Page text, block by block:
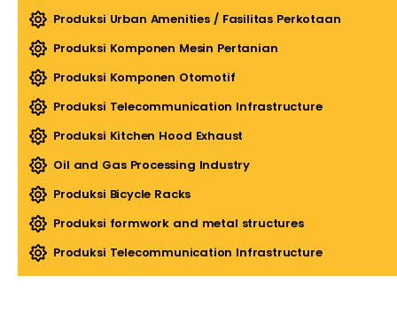
Produksi Urban Amenities / Fasilitas Perkotaan
Produksi Komponen Mesin Pertanian
Produksi Komponen Otomotif
Produksi Telecommunication Infrastructure
Produksi Kitchen Hood Exhaust
Oil and Gas Processing Industry
Produksi Bicycle Racks
Produksi formwork and metal structures
Produksi Telecommunication Infrastructure